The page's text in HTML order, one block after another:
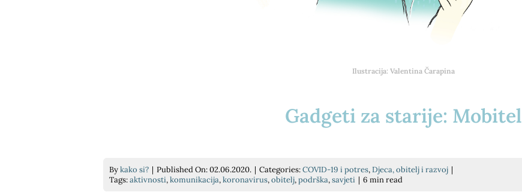
Ilustracija: Valentina Čarapina
Gadgeti za starije: Mobitel
Bykako si? | Published On: 02.06.2020. | Categories:COVID-19 i potres,Djeca, obitelj i razvoj |
Tags:aktivnosti,komunikacija,koronavirus,obitelj,podrška,savjeti | 6 min read